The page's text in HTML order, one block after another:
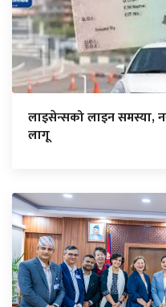
लाइसेन्सको लाइन समस्या,
लागू